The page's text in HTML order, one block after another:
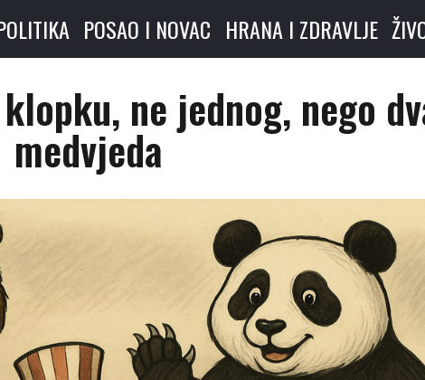
POSAO I NOVAC HRANA I ZDRAVLJE
ne jednog, nego
medvjeda